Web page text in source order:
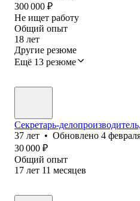
300 000 ₽
Не ищет работу
Общий опыт
18 лет
Другие резюме
Ещё 13 резюме
Секретарь-
37 лет • Обновлено 4
30 000 ₽
Общий опыт
17 лет 11 месяцев